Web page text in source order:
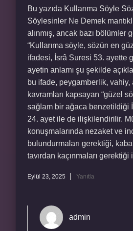
Bu yazıda Kullarıma Söyle
Söylesinler Ne Demek
alınmış, ancak bazı bölümler
“Kullarıma söyle, sözün en
ifadesi, İsrâ Suresi 53. ayette
ayetin anlamı şu şekilde
bu ifade, peygamberlik, vahiy,
kavramları kapsayan “güzel
sağlam bir ağaca benzetildiği
24. ayet ile de ilişkilendirilir.
konuşmalarında nezaket ve
bulundurmaları gerektiği,
tavırdan kaçınmaları gerektiği
Eylül 23, 2025 Yanıtla
admin